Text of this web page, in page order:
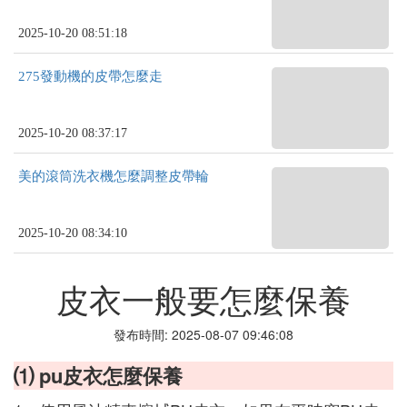
2025-10-20 08:51:18
275發動機的皮帶怎麼走
2025-10-20 08:37:17
美的滾筒洗衣機怎麼調整皮帶輪
2025-10-20 08:34:10
皮衣一般要怎麼保養
發布時間: 2025-08-07 09:46:08
⑴ pu皮衣怎麼保養